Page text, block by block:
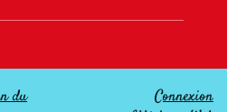
du
Connexion